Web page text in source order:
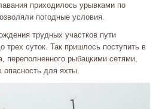
приходилось урывками по
погодные условия.
трудных участков пути
трех суток. Так пришлось поступить в
переполненного рыбацкими сетями,
опасность для яхты.